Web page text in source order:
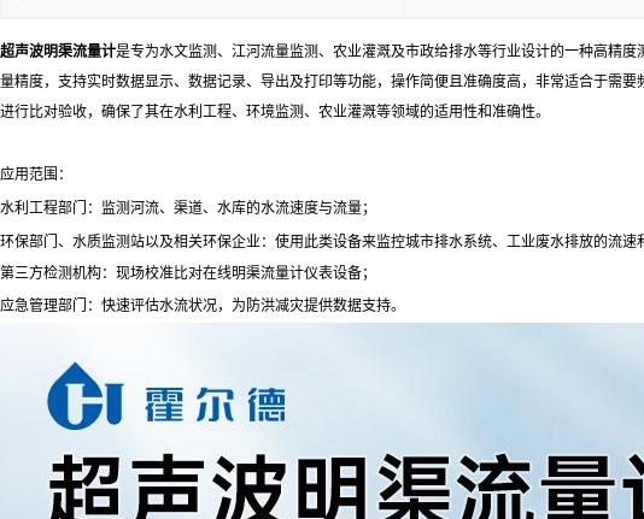
超声波明渠流量计是专为水文监测、江河流量监测、农业灌溉及市政给排水等行业设计的一种高精
量精度，支持实时数据显示、数据记录、导出及打印等功能，操作简便且准确度高，非常适合于需要
进行比对验收，确保了其在水利工程、环境监测、农业灌溉等领域的适用性和准确性。
应用范围：
水利工程部门：监测河流、渠道、水库的水流速度与流量；
环保部门、水质监测站以及相关环保企业：使用此类设备来监控城市排水系统、工业废水排放的流速
第三方检测机构：现场校准比对在线明渠流量计仪表设备；
应急管理部门：快速评估水流状况，为防洪减灾提供数据支持。